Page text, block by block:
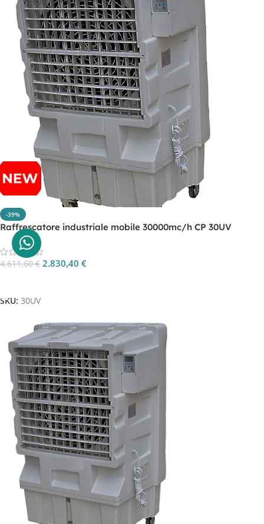
-39%
Raffrescatore industriale mobile 30000mc/h CP 30UV
4.611,60€ 2.830,40 €
SKU: 30UV